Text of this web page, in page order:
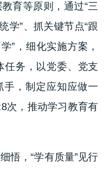
育等原则，通过“三
学”、抓关键节点“跟
”，细化实施方案，
任务，以党委、党支
手，制定应知应做一
次，推动学习教育有
悟，“学有质量”见行